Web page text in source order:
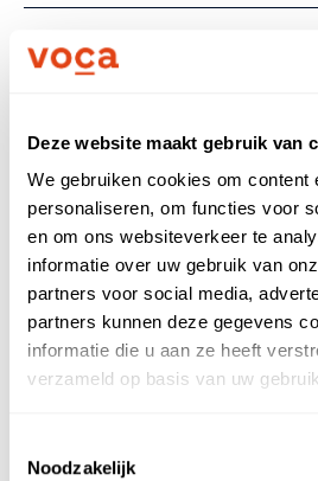
Deze website maakt gebruik van
We gebruiken cookies om content
personaliseren, om functies voor
en om ons websiteverkeer te
informatie over uw gebruik van
partners voor social media,
partners kunnen deze gegevens
informatie die u aan ze heeft
verzameld op basis van uw
Noodzakelijk
Chamber of Commerce
VAT number
Comments
* These fields are required.